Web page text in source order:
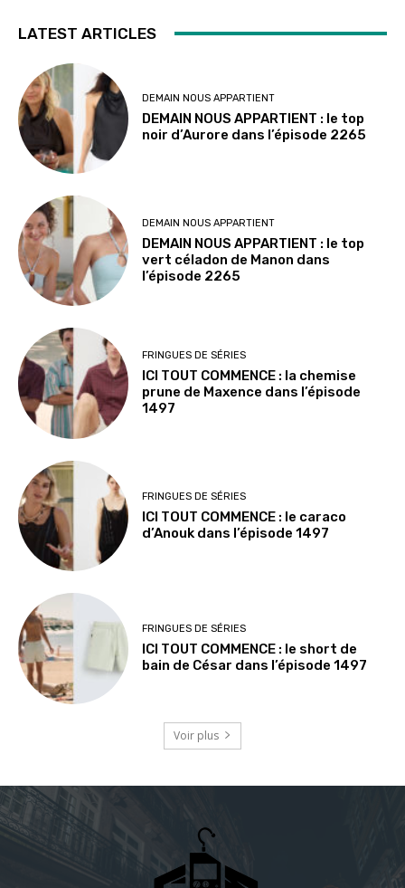
LATEST ARTICLES
DEMAIN NOUS APPARTIENT
DEMAIN NOUS APPARTIENT : le top
noir d’Aurore dans l’épisode 2265
DEMAIN NOUS APPARTIENT
DEMAIN NOUS APPARTIENT : le top
vert céladon de Manon dans
l’épisode 2265
FRINGUES DE SÉRIES
ICI TOUT COMMENCE : la chemise
prune de Maxence dans l’épisode
1497
FRINGUES DE SÉRIES
ICI TOUT COMMENCE : le caraco
d’Anouk dans l’épisode 1497
FRINGUES DE SÉRIES
ICI TOUT COMMENCE : le short de
bain de César dans l’épisode 1497
Voir plus